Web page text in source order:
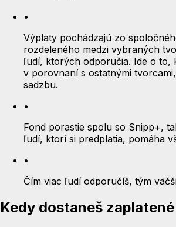
•
Výplaty pochádzajú zo
rozdeleného medzi vybraných
ľudí, ktorých odporučia. Ide o to,
v porovnaní s ostatnými
sadzbu.
•
Fond porastie spolu so Snipp+,
ľudí, ktorí si predplatia, pomáha
•
Čím viac ľudí odporučíš, tým
Kedy dostaneš zaplatené